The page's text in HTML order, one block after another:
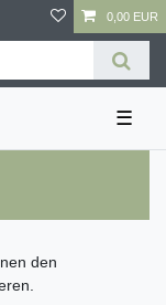
0,00 EUR
☰
den